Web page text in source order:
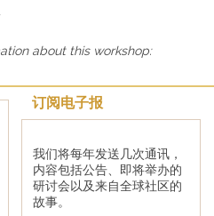
about this workshop:
订阅电子报
我们将每年发送几次通讯，
内容包括公告、即将举办的
研讨会以及来自全球社区的
故事。